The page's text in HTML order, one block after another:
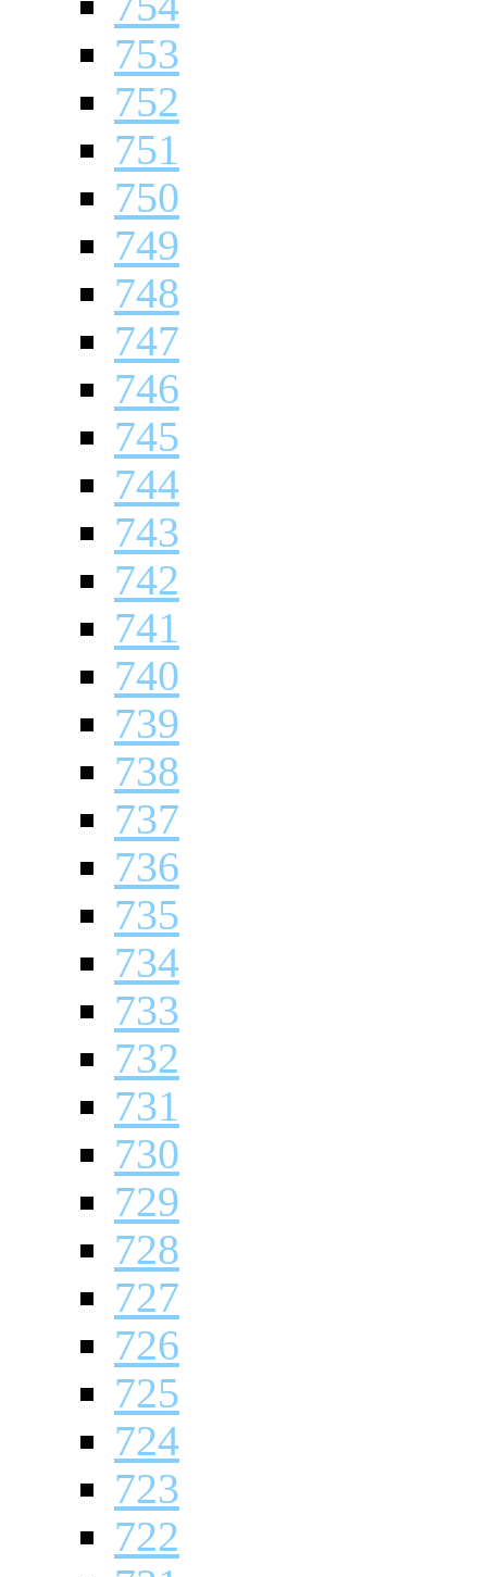
753
752
751
750
749
748
747
746
745
744
743
742
741
740
739
738
737
736
735
734
733
732
731
730
729
728
727
726
725
724
723
722